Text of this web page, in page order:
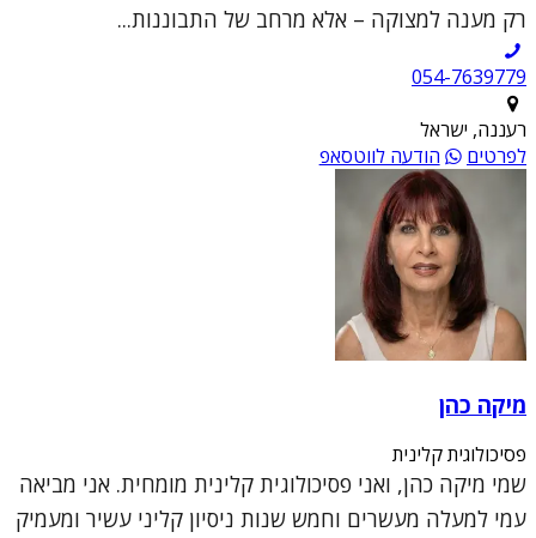
רק מענה למצוקה – אלא מרחב של התבוננות...
054-7639779
רעננה, ישראל
לפרטים
הודעה לווטסאפ
מיקה כהן
פסיכולוגית קלינית
שמי מיקה כהן, ואני פסיכולוגית קלינית מומחית. אני מביאה
עמי למעלה מעשרים וחמש שנות ניסיון קליני עשיר ומעמיק